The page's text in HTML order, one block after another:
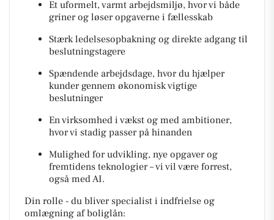
Et uformelt, varmt arbejdsmiljø, hvor vi både
griner og løser opgaverne i fællesskab
Stærk ledelsesopbakning og direkte adgang til
beslutningstagere
Spændende arbejdsdage, hvor du hjælper
kunder gennem økonomisk vigtige
beslutninger
En virksomhed i vækst og med ambitioner,
hvor vi stadig passer på hinanden
Mulighed for udvikling, nye opgaver og
fremtidens teknologier – vi vil være forrest,
også med AI.
Din rolle - du bliver specialist i indfrielse og
omlægning af boliglån: